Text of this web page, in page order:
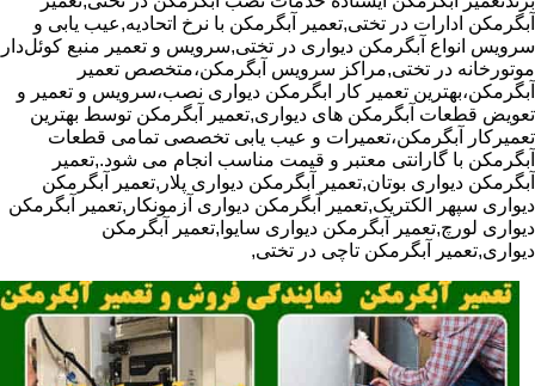
آبگرمکن ادارات در تختی,تعمیر آبگرمکن با نرخ اتحادیه,عیب یابی و
سرویس انواع آبگرمکن دیواری در تختی,سرویس و تعمیر منبع کوئل‌دار
موتورخانه در تختی,مراکز سرویس آبگرمکن،متخصص تعمیر
آبگرمکن،بهترین تعمیر کار ابگرمکن دیواری نصب،سرویس و تعمیر و
تعویض قطعات آبگرمکن های دیواری,تعمیر آبگرمکن توسط بهترین
تعمیرکار آبگرمکن،تعمیرات و عیب یابی تخصصی تمامی قطعات
آبگرمکن با گارانتی معتبر و قیمت مناسب انجام می شود.,تعمیر
آبگرمکن دیواری بوتان,تعمیر آبگرمکن دیواری پلار,تعمیر آبگرمکن
دیواری سپهر الکتریک,تعمیر آبگرمکن دیواری آزمونکار,تعمیر آبگرمکن
دیواری لورچ,تعمیر آبگرمکن دیواری سایوا,تعمیر آبگرمکن
دیواری,تعمیر آبگرمکن تاچی در تختی,